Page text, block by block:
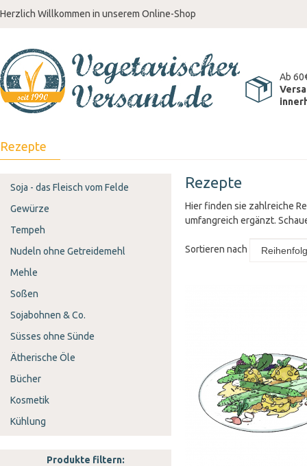
Herzlich Willkommen in unserem Online-Shop
Ab
Rezepte
Rezepte
Hier finden sie zahlreiche
umfangreich ergänzt.
Sortieren nach
Soja - das Fleisch vom Felde
Gewürze
Tempeh
Nudeln ohne Getreidemehl
Mehle
Soßen
Sojabohnen & Co.
Süsses ohne Sünde
Ätherische Öle
Bücher
Kosmetik
Kühlung
Produkte filtern: